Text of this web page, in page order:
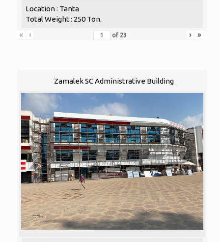
Location : Tanta
Total Weight : 250 Ton.
«
‹ of 23 › »
Zamalek SC Administrative Building